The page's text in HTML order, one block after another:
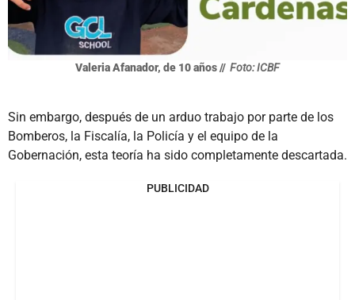
Valeria Afanador, de 10 años // Foto: ICBF
Sin embargo, después de un arduo trabajo por parte de los
Bomberos, la Fiscalía, la Policía y el equipo de la
Gobernación, esta teoría ha sido completamente descartada.
PUBLICIDAD